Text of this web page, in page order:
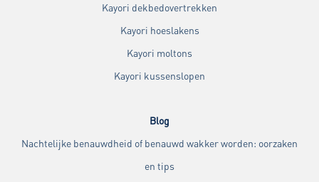
Kayori dekbedovertrekken
Kayori hoeslakens
Kayori moltons
Kayori kussenslopen
Blog
Nachtelijke benauwdheid of benauwd wakker worden: oorzaken
en tips